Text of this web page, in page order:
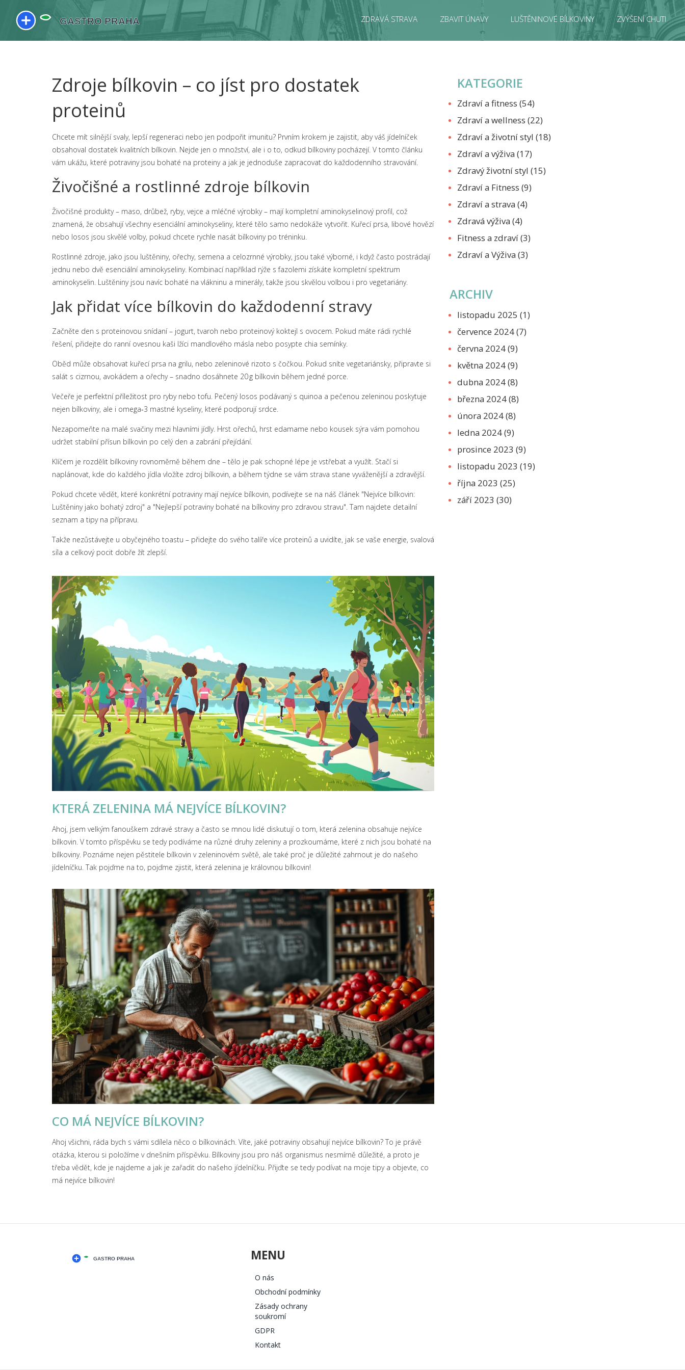
ZDRAVÁ STRAVA ZBAVIT ÚNAVY LUŠTĚNINOVÉ BÍLKOVINY ZVÝŠENÍ CHUTI
Zdroje bílkovin – co jíst pro dostatek
proteinů
Chcete mít silnější svaly, lepší regeneraci nebo jen podpořit imunitu? Prvním krokem je zajistit, aby váš jídelníček
obsahoval dostatek kvalitních bílkovin. Nejde jen o množství, ale i o to, odkud bílkoviny pocházejí. V tomto článku
vám ukážu, které potraviny jsou bohaté na proteiny a jak je jednoduše zapracovat do každodenního stravování.
Živočišné a rostlinné zdroje bílkovin
Živočišné produkty – maso, drůbež, ryby, vejce a mléčné výrobky – mají kompletní aminokyselinový profil, což
znamená, že obsahují všechny esenciální aminokyseliny, které tělo samo nedokáže vytvořit. Kuřecí prsa, libové hovězí
nebo losos jsou skvělé volby, pokud chcete rychle nasát bílkoviny po tréninku.
Rostlinné zdroje, jako jsou luštěniny, ořechy, semena a celozrnné výrobky, jsou také výborné, i když často postrádají
jednu nebo dvě esenciální aminokyseliny. Kombinací například rýže s fazolemi získáte kompletní spektrum
aminokyselin. Luštěniny jsou navíc bohaté na vlákninu a minerály, takže jsou skvělou volbou i pro vegetariány.
Jak přidat více bílkovin do každodenní stravy
Začněte den s proteinovou snídaní – jogurt, tvaroh nebo proteinový koktejl s ovocem. Pokud máte rádi rychlé
řešení, přidejte do ranní ovesnou kaši lžíci mandlového másla nebo posypte chia semínky.
Oběd může obsahovat kuřecí prsa na grilu, nebo zeleninové rizoto s čočkou. Pokud sníte vegetariánsky, připravte si
salát s cizrnou, avokádem a ořechy – snadno dosáhnete 20 g bílkovin během jedné porce.
Večeře je perfektní příležitost pro ryby nebo tofu. Pečený losos podávaný s quinoa a pečenou zeleninou poskytuje
nejen bílkoviny, ale i omega‑3 mastné kyseliny, které podporují srdce.
Nezapomeňte na malé svačiny mezi hlavními jídly. Hrst ořechů, hrst edamame nebo kousek sýra vám pomohou
udržet stabilní přísun bílkovin po celý den a zabrání přejídání.
Klíčem je rozdělit bílkoviny rovnoměrně během dne – tělo je pak schopné lépe je vstřebat a využít. Stačí si
naplánovat, kde do každého jídla vložíte zdroj bílkovin, a během týdne se vám strava stane vyváženější a zdravější.
Pokud chcete vědět, které konkrétní potraviny mají nejvíce bílkovin, podívejte se na náš článek "Nejvíce bílkovin:
Luštěniny jako bohatý zdroj" a "Nejlepší potraviny bohaté na bílkoviny pro zdravou stravu". Tam najdete detailní
seznam a tipy na přípravu.
Takže nezůstávejte u obyčejného toastu – přidejte do svého talíře více proteinů a uvidíte, jak se vaše energie, svalová
síla a celkový pocit dobře žít zlepší.
KTERÁ ZELENINA MÁ NEJVÍCE BÍLKOVIN?
Ahoj, jsem velkým fanouškem zdravé stravy a často se mnou lidé diskutují o tom, která zelenina obsahuje nejvíce
bílkovin. V tomto příspěvku se tedy podíváme na různé druhy zeleniny a prozkoumáme, které z nich jsou bohaté na
bílkoviny. Poznáme nejen pěstitele bílkovin v zeleninovém světě, ale také proč je důležité zahrnout je do našeho
jídelníčku. Tak pojďme na to, pojďme zjistit, která zelenina je královnou bílkovin!
CO MÁ NEJVÍCE BÍLKOVIN?
Ahoj všichni, ráda bych s vámi sdílela něco o bílkovinách. Víte, jaké potraviny obsahují nejvíce bílkovin? To je právě
otázka, kterou si položíme v dnešním příspěvku. Bílkoviny jsou pro náš organismus nesmírně důležité, a proto je
třeba vědět, kde je najdeme a jak je zařadit do našeho jídelníčku. Přijďte se tedy podívat na moje tipy a objevte, co
má nejvíce bílkovin!
KATEGORIE
Zdraví a fitness (54)
Zdraví a wellness (22)
Zdraví a životní styl (18)
Zdraví a výživa (17)
Zdravý životní styl (15)
Zdraví a Fitness (9)
Zdraví a strava (4)
Zdravá výživa (4)
Fitness a zdraví(3)
Zdraví a Výživa (3)
ARCHIV
listopadu 2025 (1)
července 2024(7)
června 2024(9)
května 2024(9)
dubna 2024(8)
března 2024(8)
února 2024(8)
ledna 2024(9)
prosince 2023 (9)
listopadu 2023 (19)
října 2023 (25)
září 2023 (30)
MENU
O nás
Obchodní podmínky
Zásady ochrany
soukromí
GDPR
Kontakt